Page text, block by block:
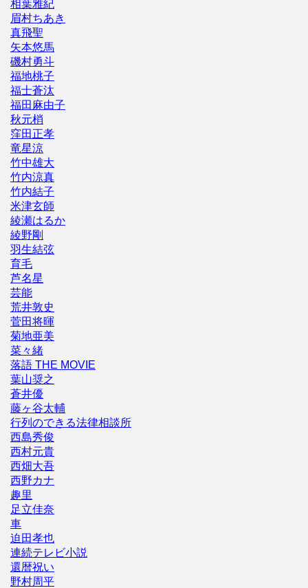
相葉雅紀
眉村ちあき
真飛聖
矢本悠馬
磯村勇斗
福地桃子
福士蒼汰
福田麻由子
秋元梢
窪田正孝
竜星涼
竹中雄大
竹内涼真
竹内結子
米津玄師
綾瀬はるか
綾野剛
羽生結弦
育毛
芦名星
芸能
荒井敦史
菅田将暉
菊地亜美
菜々緒
落語 THE MOVIE
葉山奨之
蒼井優
藤ヶ谷太輔
行列のできる法律相談所
西島秀俊
西村元貴
西畑大吾
西野カナ
趣里
足立佳奈
車
迫田孝也
連続テレビ小説
還暦祝い
野村周平